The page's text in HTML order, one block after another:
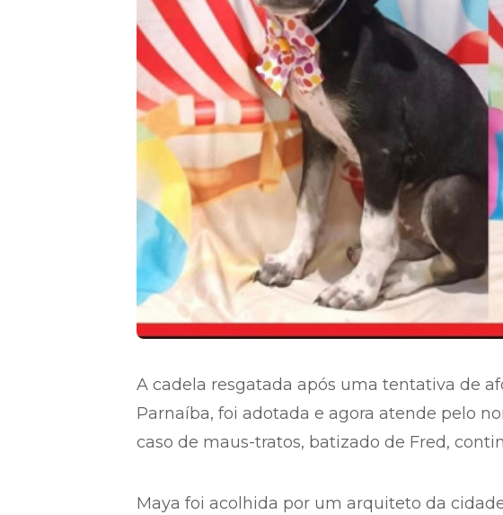
A cadela resgatada após uma tentativa de
Parnaíba, foi adotada e agora atende pelo
caso de maus-tratos, batizado de Fred,
Maya foi acolhida por um arquiteto da